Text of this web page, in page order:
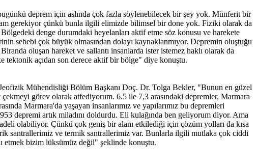
deprem için aslında çok fazla söylenebilecek bir şey yok. Münferit bir
gerekiyor çünkü bunla ilgili elimizde bilimsel bir done yok. Fiziki olarak da
denge durumdaki heyelanları aktif etme söz konusu ve harekete
sebebi çok büyük olmasından dolayı kaynaklanmıyor. Depremin oluştuğu
oluşan hareket ve sallantı insanlarda ister istemez haklı olarak da
tektonik açıdan son derece aktif bir bölge" diye konuştu.
Mühendisliği Bölüm Başkanı Doç. Dr. Tolga Bekler, "Bunun en güzel
görev olarak atfediyorum. 6.5 ile 7,3 arasındaki depremler, Marmara
Marmara'da yaşayan insanlarımız ve yapılarımız bu depremleri
depremi artık miladını doldurdu. Eli kulağında ben geliyorum diyor. Ama
olabiliyor. Çünkü çok geniş bir alanı etkilediği için çözüm yolları da kısa
santrallerimiz ve termik santrallerimiz var. Bunlarla ilgili mutlaka çok ciddi
etmek bizim lüksümüz değil" şeklinde konuştu.